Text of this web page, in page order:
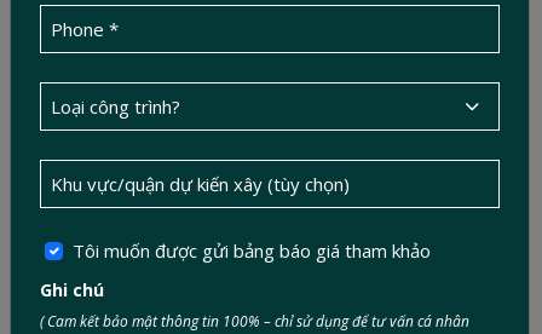
DỰ TOÁN
Biến không gian cũ thành tuyệt tác
Những công trình tiêu biểu được Đức
Tôi muốn được gửi bảng báo giá tham khảo
Ghi chú
( Cam kết bảo mật thông tin 100% – chỉ sử dụng để tư vấn cá nhân